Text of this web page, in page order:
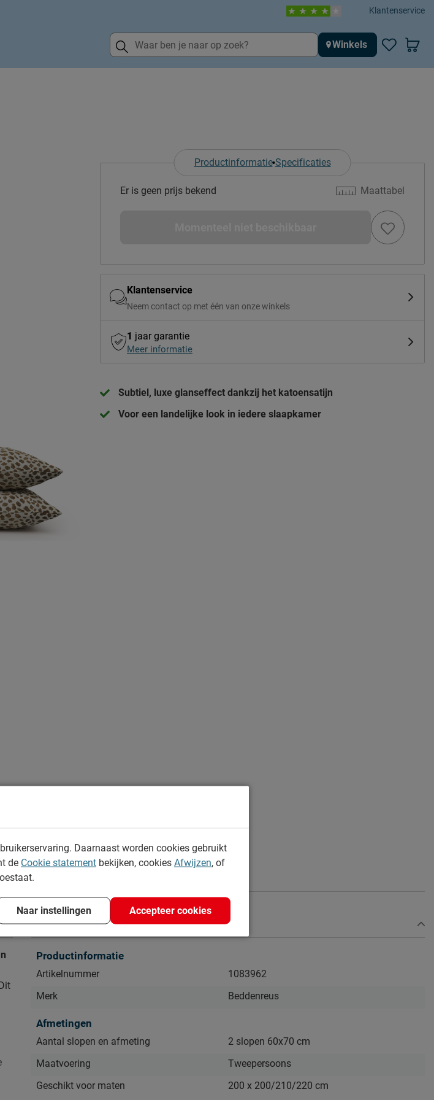
Klantenservice
Winkels
Productinformatie Specificaties
Maattabel
Er is geen prijs bekend
Klantenservice
Neem contact op met één van onze winkels
1 jaar garantie
Meer informatie
Subtiel, luxe glanseffect dankzij het katoensatijn
Voor een landelijke look in iedere slaapkamer
Specificaties
Productinformatie
Artikelnummer
1083962
Merk
Beddenreus
Afmetingen
Aantal slopen en afmeting
2 slopen 60x70 cm
Maatvoering
Tweepersoons
Geschikt voor maten
200 x 200/210/220 cm
Daarnaast worden cookies gebruikt
de Cookie statement bekijken, cookies Afwijzen, of
Naar instellingen Accepteer cookies